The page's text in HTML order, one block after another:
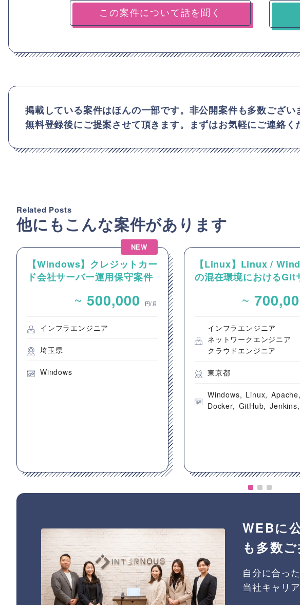
掲載している案件はほんの一部です。非公開案件も多数ござい
無料登録後にご提案させて頂きます。まずはお気軽にご連絡く
Related Posts
他にもこんな案件があります
NEW
【Windows】クレジットカー
ド会社サーバー運用保守案件
~ 500,000 円/月
インフラエンジニア
埼玉県
Windows
【Linux】Linux /
の混在環境におけるGit
~
インフラエンジニア
ネットワークエンジニア
クラウドエンジニア
東京都
Windows Linux
Apache
Docker
GitHub Jenkins
WEBに
も多数
自分に合っ
当社キャリ